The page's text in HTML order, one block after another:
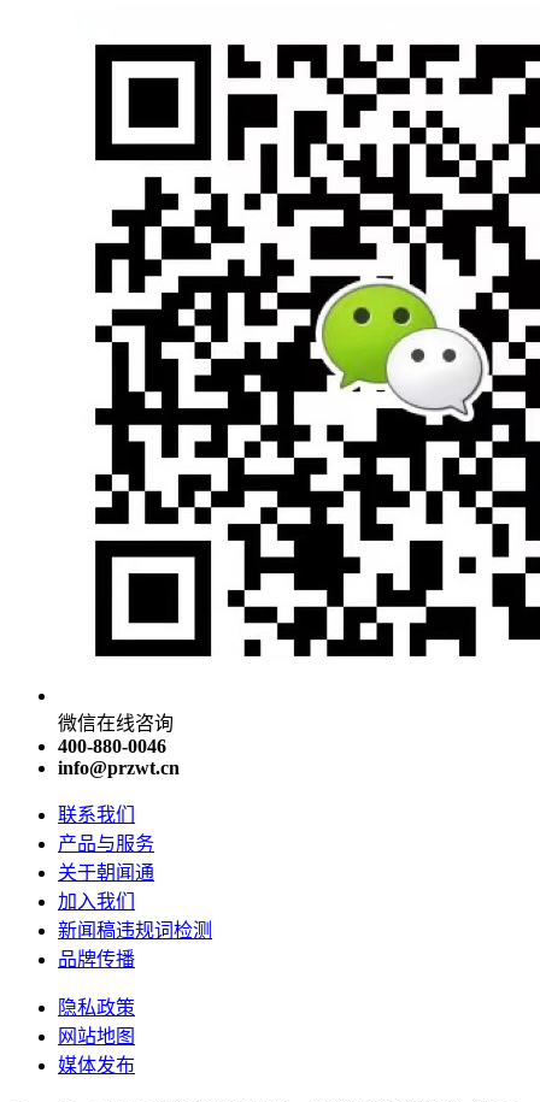
微信在线咨询
400-880-0046
info@przwt.cn
联系我们
产品与服务
关于朝闻通
加入我们
新闻稿违规词检测
品牌传播
隐私政策
网站地图
媒体发布